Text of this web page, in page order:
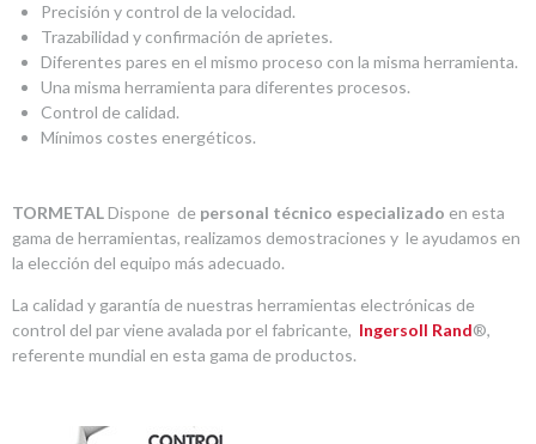
Precisión y control de la velocidad.
Trazabilidad y confirmación de aprietes.
Diferentes pares en el mismo proceso con la misma herramienta.
Una misma herramienta para diferentes procesos.
Control de calidad.
Mínimos costes energéticos.
TORMETALDispone de personal técnico especializado en esta
gama de herramientas, realizamos demostraciones y le ayudamos en
la elección del equipo más adecuado.
La calidad y garantía de nuestras herramientas electrónicas de
control del par viene avalada por el fabricante, Ingersoll Rand®,
referente mundial en esta gama de productos.